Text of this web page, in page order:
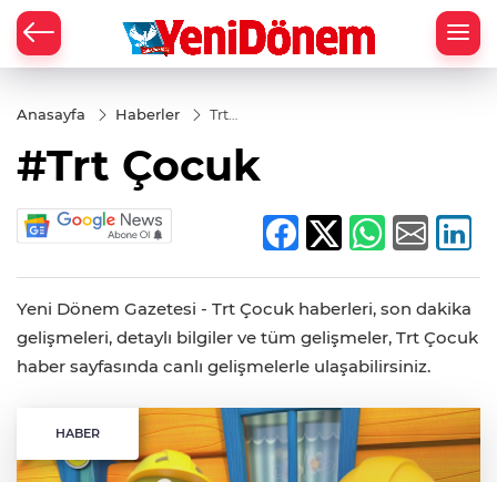
Anasayfa Haberler
Trt
#Trt Çocuk
Yeni Dönem Gazetesi - Trt Çocuk haberleri, son dakika
gelişmeleri, detaylı bilgiler ve tüm gelişmeler, Trt Çocuk
haber sayfasında canlı gelişmelerle ulaşabilirsiniz.
HABER